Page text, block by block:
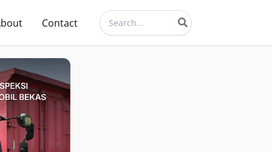
Contact
Search
for: